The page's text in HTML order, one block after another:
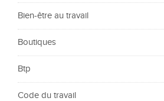
Bien-être au travail
Boutiques
Btp
Code du travail